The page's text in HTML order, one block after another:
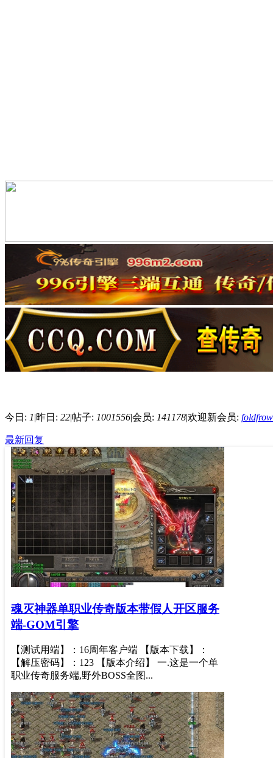
今日: 1|昨日: 22|帖子: 1001556|会员: 141178|欢迎新会员:
最新回复
魂灭神器单职业传奇版本带假人开区服务
端-GOM引擎
【测试用端】：16周年客户端 【版本下载】：
【解压密码】：123 【版本介绍】 一.这是一个单
职业传奇服务端,野外BOSS全图...